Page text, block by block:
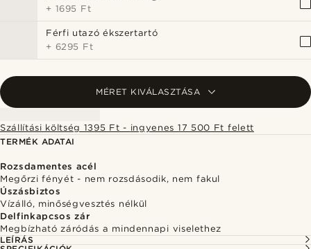
+ 1695 Ft
Férfi utazó ékszertartó
+ 6295 Ft
MÉRET KIVÁLASZTÁSA
Szállítási költség 1395 Ft - ingyenes 17 500 Ft felett
TERMÉK ADATAI
Rozsdamentes acél
Megőrzi fényét - nem rozsdásodik, nem fakul
Úszásbiztos
Vízálló, minőségvesztés nélkül
Delfinkapcsos zár
Megbízható záródás a mindennapi viselethez
LEÍRÁS